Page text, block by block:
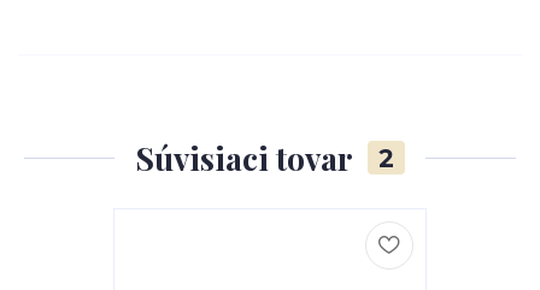
Súvisiaci tovar 2